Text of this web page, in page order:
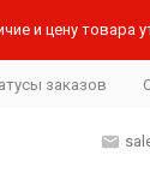
и цену товара
заказов